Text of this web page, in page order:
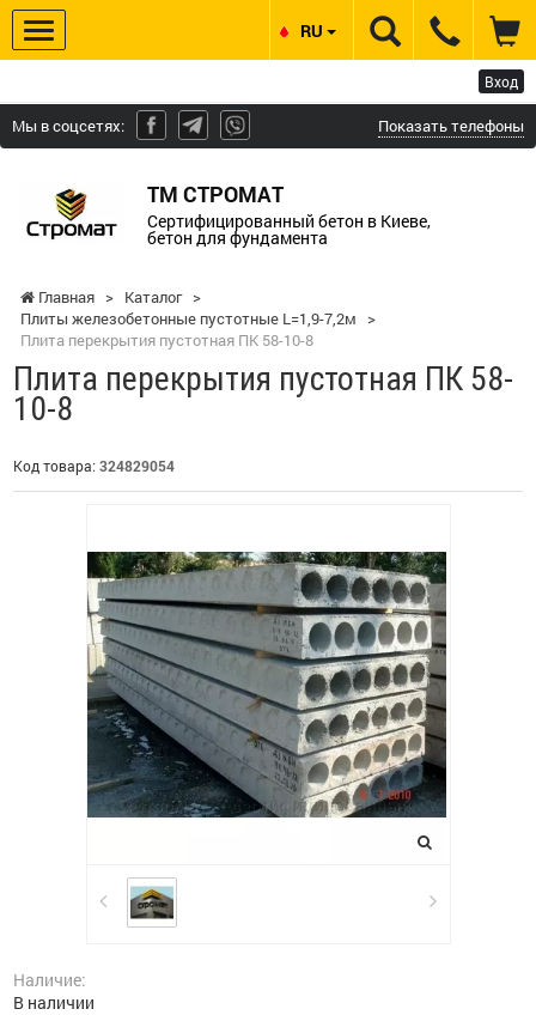
Вход
Мы в соцсетях: Показать телефоны
ТМ СТРОМАТ
Сертифицированный бетон в Киеве,
бетон для фундамента
RU
Главная > Каталог >
Плиты железобетонные пустотные L=1,9-7,2м
>
Плита перекрытия пустотная ПК 58-10-8
Плита перекрытия пустотная ПК 58-
10-8
Код товара: 324829054
Наличие:
В наличии